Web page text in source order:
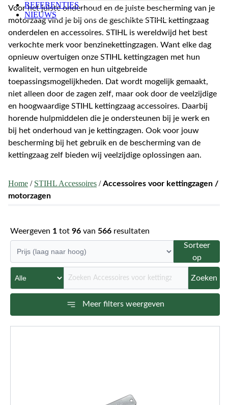
REFERENTIES
NIEUWS
Voor het juiste onderhoud en de juiste bescherming van je
motorzaag vind je bij ons de geschikte STIHL kettingzaag
onderdelen en accessoires. STIHL is wereldwijd het best
verkochte merk voor benzinekettingzagen. Want elke dag
opnieuw overtuigen onze STIHL kettingzagen met hun
kwaliteit, vermogen en hun uitgebreide
toepassingsmogelijkheden. Dat wordt mogelijk gemaakt,
niet alleen door de zagen zelf, maar ook door de veelzijdige
en hoogwaardige STIHL kettingzaag accessoires. Daarbij
horende hulpmiddelen die je ondersteunen bij je werk en
bij het onderhoud van je kettingzagen. Ook voor jouw
bescherming bij het gebruik en de bescherming van de
kettingzaag zelf bieden wij veelzijdige oplossingen aan.
Home / STIHL Accessoires /Accessoires voor kettingzagen /
motorzagen
Weergeven 1 tot 96 van 566 resultaten
Sorteer
op
Zoeken
Meer filters weergeven